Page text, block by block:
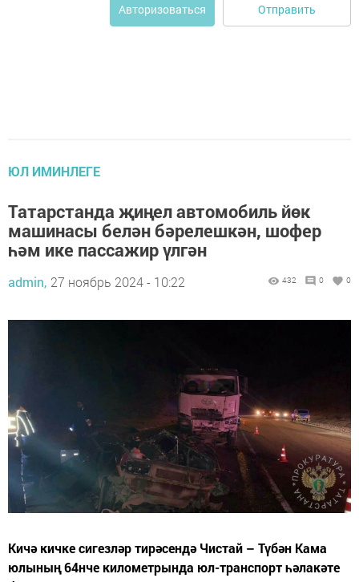
Авторизоваться Отправить
ЮЛ ИМИНЛЕГЕ
Татарстанда җиңел автомобиль йөк
машинасы белән бәрелешкән, шофер
һәм ике пассажир үлгән
admin, 27 ноябрь 2024 - 10:22 432 0 0
Кичә кичке сигезләр тирәсендә Чистай – Түбән Кама
юлының 64нче километрында юл-транспорт һәлакәте